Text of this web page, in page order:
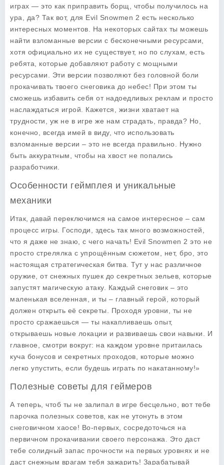
играх — это как приправить борщ, чтобы получилось на
ура, да? Так вот, для Evil Snowmen 2 есть несколько
интересных моментов. На некоторых сайтах ты можешь
найти взломанные версии с бесконечными ресурсами,
хотя официально их не существует, но по слухам, есть
ребята, которые добавляют работу с мощными
ресурсами. Эти версии позволяют без головной боли
прокачивать твоего снеговика до небес! При этом ты
сможешь избавить себя от надоедливых реклам и просто
наслаждаться игрой. Кажется, жизни хватает на
трудности, уж не в игре же нам страдать, правда? Но,
конечно, всегда имей в виду, что использовать
взломанные версии – это не всегда правильно. Нужно
быть аккуратным, чтобы на хвост не попались
разработчики.
Особенности геймплея и уникальные
механики
Итак, давай переключимся на самое интересное – сам
процесс игры. Господи, здесь так много возможностей,
что я даже не знаю, с чего начать! Evil Snowmen 2 это не
просто стрелялка с упрощённым сюжетом, нет, бро, это
настоящая стратегическая битва. Тут у нас различное
оружие, от снежных пушек до секретных зельев, которые
запустят магическую атаку. Каждый снеговик – это
маленькая вселенная, и ты – главный герой, который
должен открыть её секреты. Проходя уровни, ты не
просто сражаешься — ты накапливаешь опыт,
открываешь новые локации и развиваешь свои навыки. И
главное, смотри вокруг: на каждом уровне притаилась
куча бонусов и секретных проходов, которые можно
легко упустить, если будешь играть по накатанному!»
Полезные советы для геймеров
А теперь, чтоб ты не залипал в игре бесцельно, вот тебе
парочка полезных советов , как не утонуть в этом
снеговичном хаосе! Во-первых, сосредоточься на
первичном прокачивании своего персонажа. Это даст
тебе солидный запас прочности на первых уровнях и не
даст снежным врагам тебя зажарить! Зарабатывай